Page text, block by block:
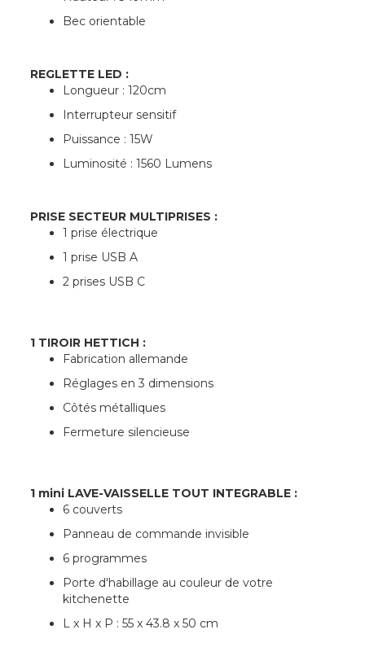
Bec orientable
REGLETTE LED :
Longueur : 120cm
Interrupteur sensitif
Puissance : 15W
Luminosité : 1560 Lumens
PRISE SECTEUR MULTIPRISES :
1 prise électrique
1 prise USB A
2 prises USB C
1 TIROIR HETTICH :
Fabrication allemande
Réglages en 3 dimensions
Côtés métalliques
Fermeture silencieuse
1 mini LAVE-VAISSELLE TOUT INTEGRABLE :
6 couverts
Panneau de commande invisible
6 programmes
Porte d'habillage au couleur de votre
kitchenette
L x H x P : 55 x 43.8 x 50 cm